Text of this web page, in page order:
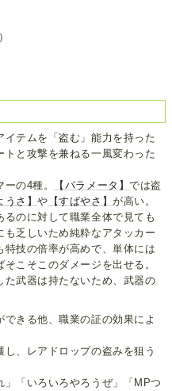
テムを「盗む」能力を持った
と攻撃を兼ねる一風変わった
の4種。
【パラメータ】では盗
うさ】や 【すばやさ】が高い。
のに対して職業全体で見ても
乏しいため純粋なアタッカー
技の倍率が高めで、単体には
こそこのダメージを出せる。
た武器は持たないため、武器の
きる他、職業の証の効果によ
、レアドロップの盗みを狙う
「いろいろやろうぜ」「MPつ